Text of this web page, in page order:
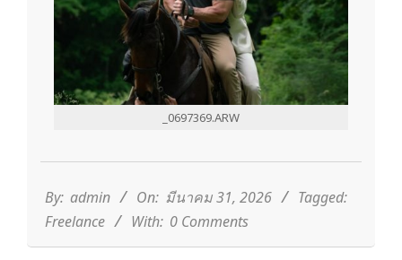
_0697369.ARW
31
By: admin On: มีนาคม 31, 2026
Tagged:
Freelance
With: 0 Comments